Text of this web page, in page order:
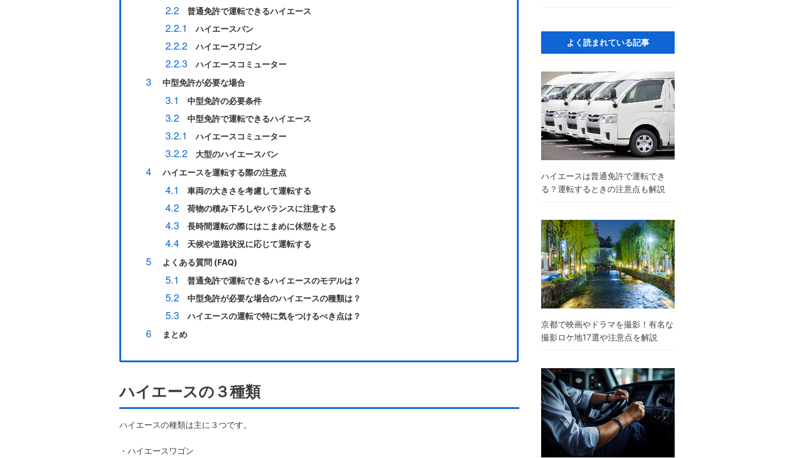
2.2 普通免許で運転できるハイエース
2.2.1 ハイエースバン
2.2.2 ハイエースワゴン
2.2.3 ハイエースコミューター
3 中型免許が必要な場合
3.1 中型免許の必要条件
3.2 中型免許で運転できるハイエース
3.2.1 ハイエースコミューター
3.2.2 大型のハイエースバン
4 ハイエースを運転する際の注意点
4.1 車両の大きさを考慮して運転する
4.2 荷物の積み下ろしやバランスに注意する
4.3 長時間運転の際にはこまめに休憩をとる
4.4 天候や道路状況に応じて運転する
5 よくある質問 (FAQ)
5.1 普通免許で運転できるハイエースのモデルは？
5.2 中型免許が必要な場合のハイエースの種類は？
5.3 ハイエースの運転で特に気をつけるべき点は？
6 まとめ
ハイエースの３種類
ハイエースの種類は主に３つです。
・ハイエースワゴン
よく読まれている記事
ハイエースは普通免許で運転でき
る？運転するときの注意点も解説
京都で映画やドラマを撮影！有名な
撮影ロケ地17選や注意点を解説